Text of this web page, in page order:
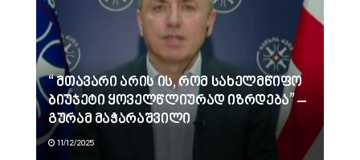
“ მთავარი არის ის, რომ სახელმწიფო
ბიუჯეტი ყოველწლიურად იზრდება” –
გურამ მაჭარაშვილი
11/12/2025